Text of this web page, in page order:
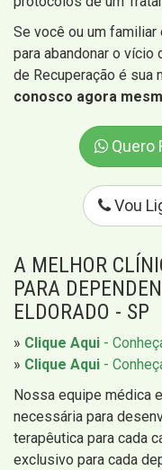
Se você ou um
para abandonar o vício
de Recuperação é sua
conosco agora
Quero
Vou
A MELHOR
PARA
ELDORADO - SP
» Clique Aqui -
» Clique Aqui -
Nossa equipe médica
necessária para
terapêutica para cada
exclusivo para cada